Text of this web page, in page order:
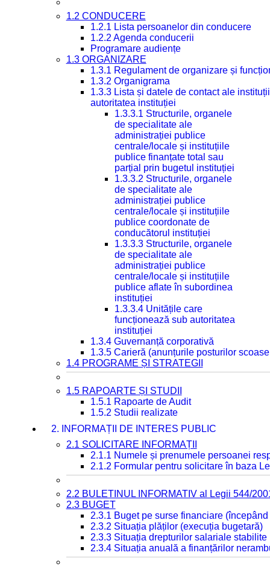
1.2 CONDUCERE
1.2.1 Lista persoanelor din conducere
1.2.2 Agenda conducerii
Programare audiențe
1.3 ORGANIZARE
1.3.1 Regulament de organizare și
1.3.2 Organigrama
1.3.3 Lista și datele de contact ale
autoritatea instituției
1.3.3.1 Structurile, organele
de specialitate ale
administrației publice
centrale/locale și instituțiile
publice finanțate total sau
parțial prin bugetul instituției
1.3.3.2 Structurile, organele
de specialitate ale
administrației publice
centrale/locale și instituțiile
publice coordonate de
conducătorul instituției
1.3.3.3 Structurile, organele
de specialitate ale
administrației publice
centrale/locale și instituțiile
publice aflate în subordinea
instituției
1.3.3.4 Unitățile care
funcționează sub autoritatea
instituției
1.3.4 Guvernanță corporativă
1.3.5 Carieră (anunțurile posturilor
1.4 PROGRAME ȘI STRATEGII
1.5 RAPOARTE ȘI STUDII
1.5.1 Rapoarte de Audit
1.5.2 Studii realizate
2. INFORMAȚII DE INTERES PUBLIC
2.1 SOLICITARE INFORMAȚII
2.1.1 Numele și prenumele persoanei
2.1.2 Formular pentru solicitare în baza
2.2 BULETINUL INFORMATIV al Legii 544/
2.3 BUGET
2.3.1 Buget pe surse financiare
2.3.2 Situația plăților (execuția bugetară)
2.3.3 Situația drepturilor salariale
2.3.4 Situația anuală a finanțărilor